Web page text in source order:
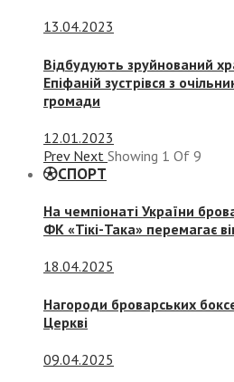
13.04.2023
Відбудують зруйнований
Епіфаній зустрівся з
громади
12.01.2023
Prev Next Showing 1 Of 9
СПОРТ
На чемпіонаті України
ФК «Тікі-Така» перемагає
18.04.2025
Нагороди броварських
Церкві
09.04.2025